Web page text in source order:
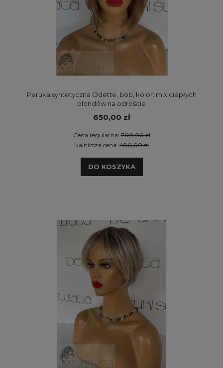
Peruka syntetyczna Odette, bob, kolor: mix ciepłych
blondów na odroście
650,00 zł
Cena regularna:700,00 zł
Najniższa cena: 480,00 zł
DO KOSZYKA